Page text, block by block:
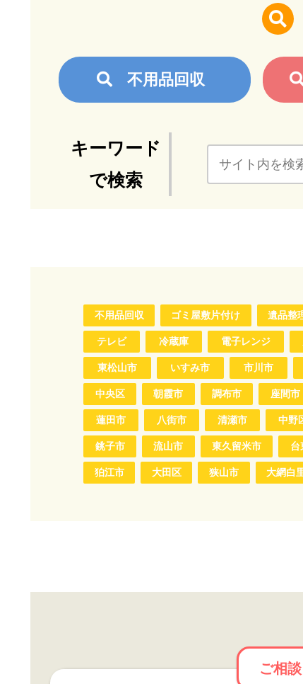
不用品回収
キーワード
で検索
不用品回収 ゴミ屋敷片付け 遺品整
テレビ 冷蔵庫 電子レンジ
東松山市 いすみ市 市川市
中央区 朝霞市 調布市 座間市
蓮田市 八街市 清瀬市 中野
銚子市 流山市 東久留米市 台
狛江市 大田区 狭山市 大網白
ご相